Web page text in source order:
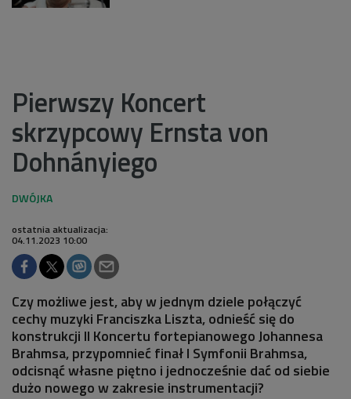
Pierwszy Koncert
skrzypcowy Ernsta von
Dohnányiego
ostatnia aktualizacja:
04.11.2023 10:00
Czy możliwe jest, aby w jednym dziele połączyć
cechy muzyki Franciszka Liszta, odnieść się do
konstrukcji II Koncertu fortepianowego Johannesa
Brahmsa, przypomnieć finał I Symfonii Brahmsa,
odcisnąć własne piętno i jednocześnie dać od siebie
dużo nowego w zakresie instrumentacji?